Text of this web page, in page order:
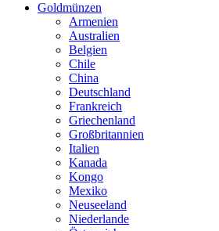
Goldmünzen
Armenien
Australien
Belgien
Chile
China
Deutschland
Frankreich
Griechenland
Großbritannien
Italien
Kanada
Kongo
Mexiko
Neuseeland
Niederlande